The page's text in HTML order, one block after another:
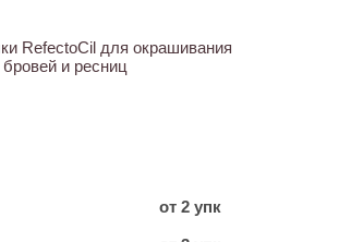
RefectoCil для окрашивания
бровей и ресниц
от 2 упк